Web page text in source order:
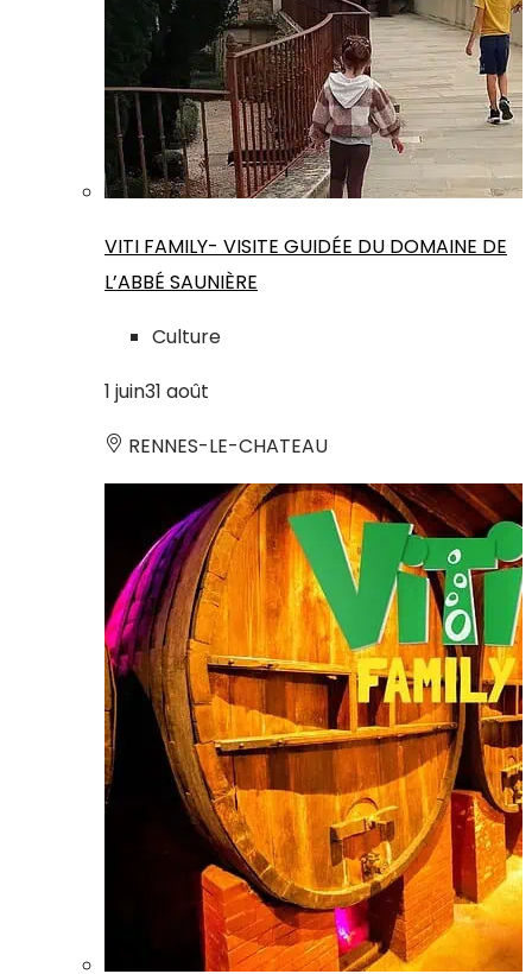
VITI FAMILY- VISITE GUIDÉE DU DOMAINE DE
L’ABBÉ SAUNIÈRE
Culture
1 juin31 août
RENNES-LE-CHATEAU